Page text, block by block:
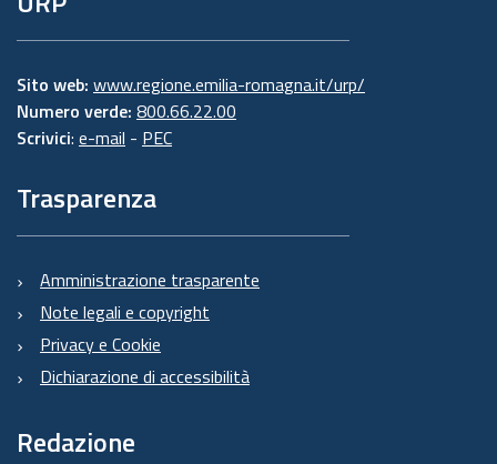
Sito web: www.regione.emilia-romagna.it/urp/
Numero verde: 800.66.22.00
Scrivici: e-mail - PEC
Trasparenza
Amministrazione trasparente
Note legali e copyright
Privacy e Cookie
Dichiarazione di accessibilità
Redazione